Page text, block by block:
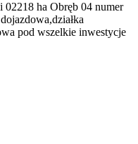
02218 ha Obręb 04 numer
pod wszelkie inwestycje